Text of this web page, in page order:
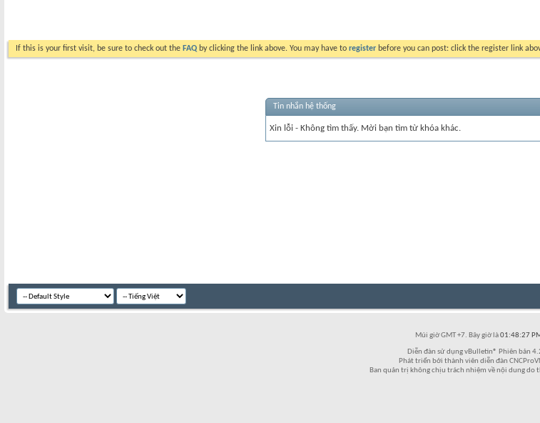
If this is your first visit, be sure to check out the FAQ by clicking the link above. You may have to register before you can post: click the register link
Tin nhắn hệ thống
Xin lỗi - Không tìm thấy. Mời bạn tìm từ khóa khác.
Múi giờ GMT +7. Bây giờ là01:48:27
Diễn đàn sử dụng vBulletin® Phiên bản
Phát triển bởi thành viên diễn đàn
Ban quản trị không chịu trách nhiệm về nội dung do